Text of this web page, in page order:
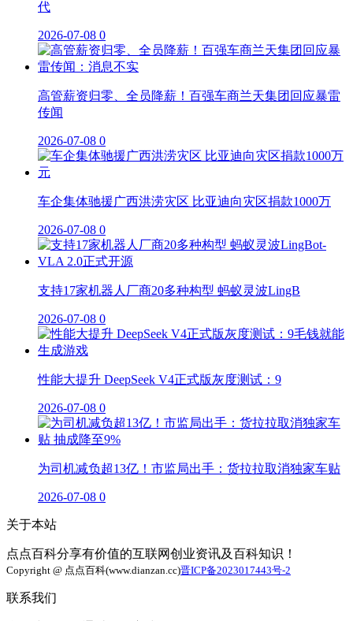
代
2026-07-08 0
高管薪资归零、全员降薪！百强车商兰天集团回应暴雷
传闻
2026-07-08 0
车企集体驰援广西洪涝灾区 比亚迪向灾区捐款1000万
2026-07-08 0
支持17家机器人厂商20多种构型 蚂蚁灵波LingB
2026-07-08 0
性能大提升 DeepSeek V4正式版灰度测试：9
2026-07-08 0
为司机减负超13亿！市监局出手：货拉拉取消独家车贴
2026-07-08 0
关于本站
点点百科分享有价值的互联网创业资讯及百科知识！
Copyright @ 点点百科(www.dianzan.cc)晋ICP备2023017443号-2
联系我们